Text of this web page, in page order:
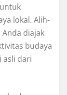
lokal. Alih-
diajak
budaya
asli dari